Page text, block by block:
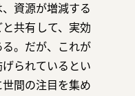
資源が増減する
共有して、実効
。だが、これが
られているとい
間の注目を集め